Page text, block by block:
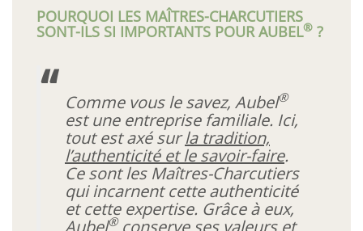
POURQUOI LES MAÎTRES-CHARCUTIERS
SONT-ILS SI IMPORTANTS POUR AUBEL® ?
Comme vous le savez, Aubel®
est une entreprise familiale. Ici,
tout est axé surla tradition,
l’authenticité et le savoir-faire.
Ce sont les Maîtres-Charcutiers
qui incarnent cette authenticité
et cette expertise. Grâce à eux,
Aubel®conserve ses valeurs et